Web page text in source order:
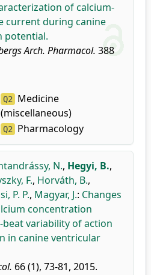
of calcium-
current during canine
potential.
Arch. Pharmacol. 388
Q2
Medicine
(miscellaneous)
Q2 Pharmacology
N., Hegyi, B.,
F., Horváth, B.,
P. P., Magyar, J.: Changes
concentration
variability of action
in canine ventricular
66 (1), 73-81, 2015.